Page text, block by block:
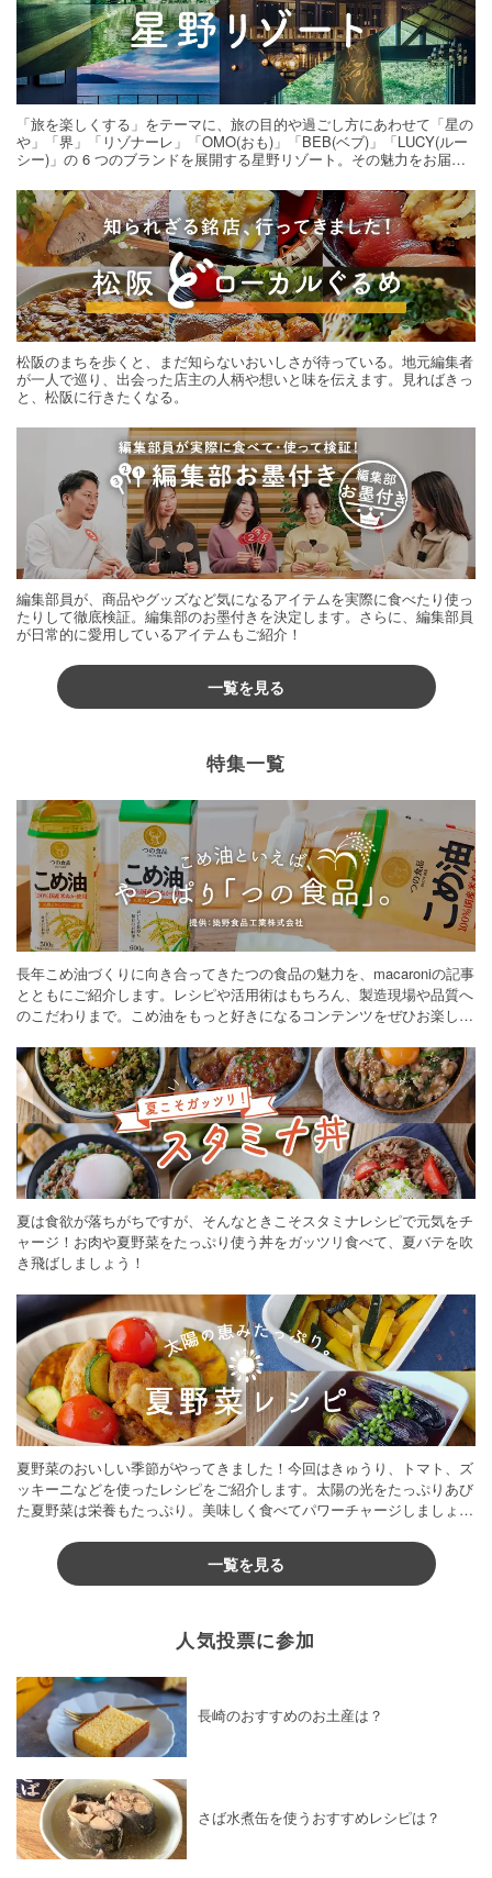
「旅を楽しくする」をテーマに、旅の目的や過ごし方にあわせて「星の
や」「界」「リゾナーレ」「OMO(おも)」「BEB(ベブ)」「LUCY(ルー
シー)」の 6 つのブランドを展開する星野リゾート。その魅力をお届け
松阪のまちを歩くと、まだ知らないおいしさが待っている。地元編集者
が一人で巡り、出会った店主の人柄や想いと味を伝えます。見ればきっ
と、松阪に行きたくなる。
編集部員が、商品やグッズなど気になるアイテムを実際に食べたり使っ
たりして徹底検証。編集部のお墨付きを決定します。さらに、編集部員
が日常的に愛用しているアイテムもご紹介！
一覧を見る
特集一覧
長年こめ油づくりに向き合ってきたつの食品の魅力を、macaroniの記事
とともにご紹介します。レシピや活用術はもちろん、製造現場や品質へ
のこだわりまで。こめ油をもっと好きになるコンテンツをぜひお楽しみ
夏は食欲が落ちがちですが、そんなときこそスタミナレシピで元気をチ
ャージ！お肉や夏野菜をたっぷり使う丼をガッツリ食べて、夏バテを吹
き飛ばしましょう！
夏野菜のおいしい季節がやってきました！今回はきゅうり、トマト、ズ
ッキーニなどを使ったレシピをご紹介します。太陽の光をたっぷりあび
た夏野菜は栄養もたっぷり。美味しく食べてパワーチャージしましょう
一覧を見る
人気投票に参加
長崎のおすすめのお土産は？
さば水煮缶を使うおすすめレシピは？